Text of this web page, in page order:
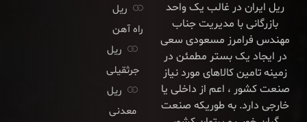
ریل ایران در غالب یک واحد
بازرگانی با مدیریت جناب
مهندس فرامرز مسعودی سعی
در ایجاد یک بستر مطمئن در
زمینه تامین کالاهای مورد نیاز
صنعت کشور ، اعم از داخلی یا
خارجی دارد. به طوریکه صنعت
ریل
راه آهن
ریل
جرثقیلی
ریل
معدنی